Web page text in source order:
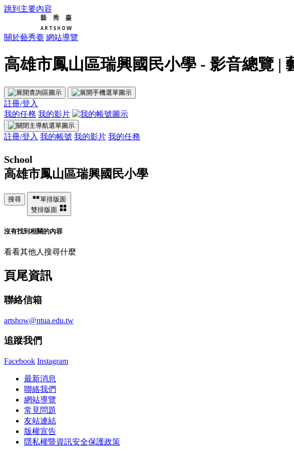
跳到主要內容
關於藝秀臺 網站導覽
高雄市鳳山區瑞興國民小學 - 影音總覽 |
註冊/登入
我的任務 我的影片
註冊/登入 我的帳號 我的影片 我的任務
School
高雄市鳳山區瑞興國民小學
搜尋
單排版面
雙排版面
沒有找到相關的內容
看看其他人搜尋什麼
頁尾資訊
聯絡信箱
artshow@ntua.edu.tw
追蹤我們
Facebook Instagram
最新消息
聯絡我們
網站導覽
常見問題
友站連結
版權宣告
隱私權暨資訊安全保護政策